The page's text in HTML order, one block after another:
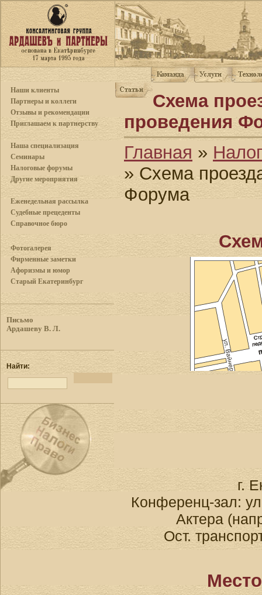
Наши клиенты
Партнеры и коллеги
Отзывы и рекомендации
Приглашаем к партнерству
Наша специализация
Семинары
Налоговые форумы
Другие мероприятия
Еженедельная рассылка
Судебные прецеденты
Справочное бюро
Фотогалерея
Фирменные заметки
Афоризмы и юмор
Старый Екатеринбург
Письмо
Ардашеву В. Л.
Найти:
Схема
проведения
Главная »
» Схема
Форума
г.
Конференц-зал:
Актера
Ост.